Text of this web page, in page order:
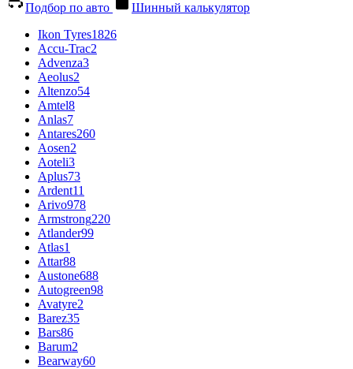
Подбор по авто
Шинный калькулятор
Ikon Tyres1826
Accu-Trac2
Advenza3
Aeolus2
Altenzo54
Amtel8
Anlas7
Antares260
Aosen2
Aoteli3
Aplus73
Ardent11
Arivo978
Armstrong220
Atlander99
Atlas1
Attar88
Austone688
Autogreen98
Avatyre2
Barez35
Bars86
Barum2
Bearway60